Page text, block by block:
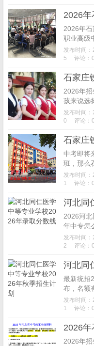
2026
2026年
职业高级
通类、装
多个领域
发布时间
5
评论：0
2026年
孩来说选
么石家庄
好？下面
发布时间
0
评论：0
中考即将
班，那么
这里我们
专业。石
发布时间
1
评论：0
2026河
年中专怎
仁医学中
2 、
发布时间
2
评论：0
最新统招
布，名额
学校招生
2（微信）
发布时间
1
评论：0
2026
2026年